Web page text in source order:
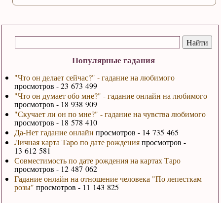
Популярные гадания
"Что он делает сейчас?" - гадание на любимого
просмотров - 23 673 499
"Что он думает обо мне?" - гадание онлайн на любимого
просмотров - 18 938 909
"Скучает ли он по мне?" - гадание на чувства любимого
просмотров - 18 578 410
Да-Нет гадание онлайн просмотров - 14 735 465
Личная карта Таро по дате рожденияпросмотров -
13 612 581
Совместимость по дате рождения на картах Таро
просмотров - 12 487 062
Гадание онлайн на отношение человека "По лепесткам
розы" просмотров - 11 143 825